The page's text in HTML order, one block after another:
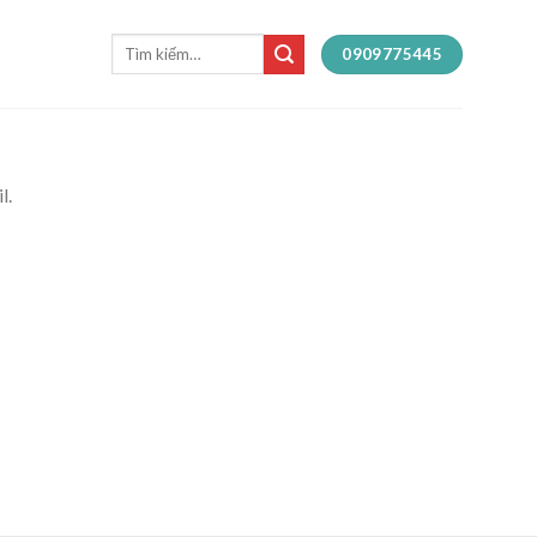
Tìm
0909775445